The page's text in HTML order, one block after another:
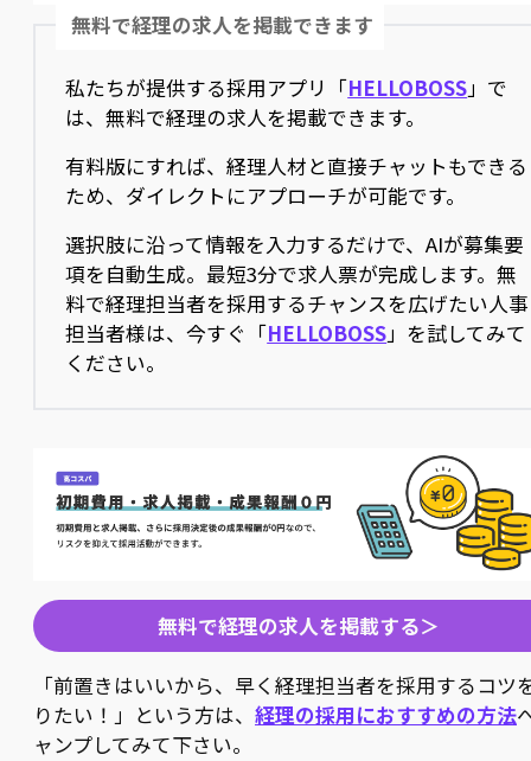
無料で経理の求人を掲載できます
私たちが提供する採用アプリ「HELLOBOSS」で
は、無料で経理の求人を掲載できます。
有料版にすれば、経理人材と直接チャットもできる
ため、ダイレクトにアプローチが可能です。
選択肢に沿って情報を入力するだけで、AIが募集要
項を自動生成。最短3分で求人票が完成します。無
料で経理担当者を採用するチャンスを広げたい人事
担当者様は、今すぐ「HELLOBOSS」を試してみて
ください。
無料で経理の求人を掲載する＞
「前置きはいいから、早く経理担当者を採用するコツ
りたい！」という方は、 経理の採用におすすめの方法
ャンプしてみて下さい。